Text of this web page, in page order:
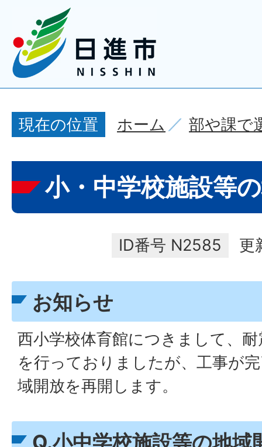
現在の位置 ホーム 部や課で
小・中学校施設等
ID番号 N2585 更
お知らせ
西小学校体育館につきまして、
を行っておりましたが、工事が
域開放を再開します。
Q.小中学校施設等の地域